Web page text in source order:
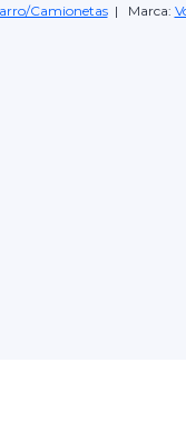
Camionetas| Marca: